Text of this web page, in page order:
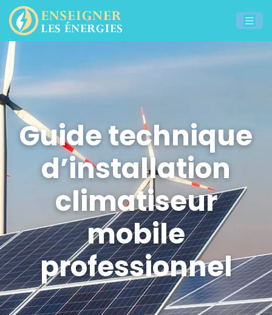
Guide technique
d’installation
climatiseur
mobile
professionnel